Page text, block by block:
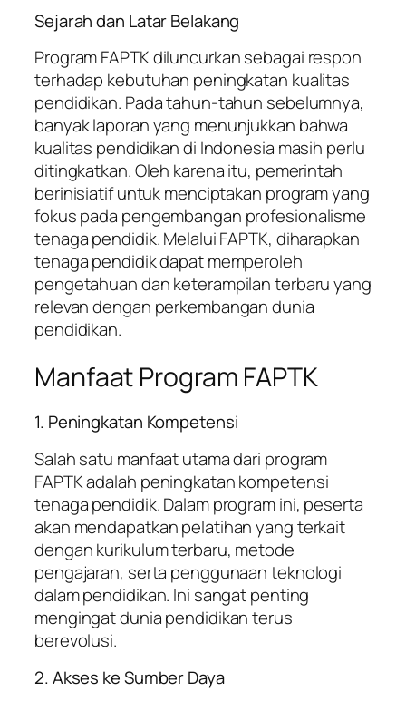
Sejarah dan Latar Belakang
Program FAPTK diluncurkan sebagai respon
terhadap kebutuhan peningkatan kualitas
pendidikan. Pada tahun-tahun sebelumnya,
banyak laporan yang menunjukkan bahwa
kualitas pendidikan di Indonesia masih perlu
ditingkatkan. Oleh karena itu, pemerintah
berinisiatif untuk menciptakan program yang
fokus pada pengembangan profesionalisme
tenaga pendidik. Melalui FAPTK, diharapkan
tenaga pendidik dapat memperoleh
pengetahuan dan keterampilan terbaru yang
relevan dengan perkembangan dunia
pendidikan.
Manfaat Program FAPTK
1. Peningkatan Kompetensi
Salah satu manfaat utama dari program
FAPTK adalah peningkatan kompetensi
tenaga pendidik. Dalam program ini, peserta
akan mendapatkan pelatihan yang terkait
dengan kurikulum terbaru, metode
pengajaran, serta penggunaan teknologi
dalam pendidikan. Ini sangat penting
mengingat dunia pendidikan terus
berevolusi.
2. Akses ke Sumber Daya